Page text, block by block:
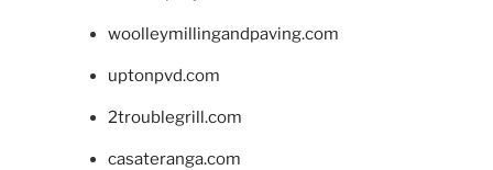
woolleymillingandpaving.com
uptonpvd.com
2troublegrill.com
casateranga.com